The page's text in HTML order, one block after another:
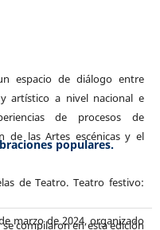
espacio de diálogo entre
artístico a nivel nacional e
de procesos de
de las Artes escénicas y el
compilaron en esta edición
populares.
de Teatro. Teatro festivo:
marzo de 2024, organizado